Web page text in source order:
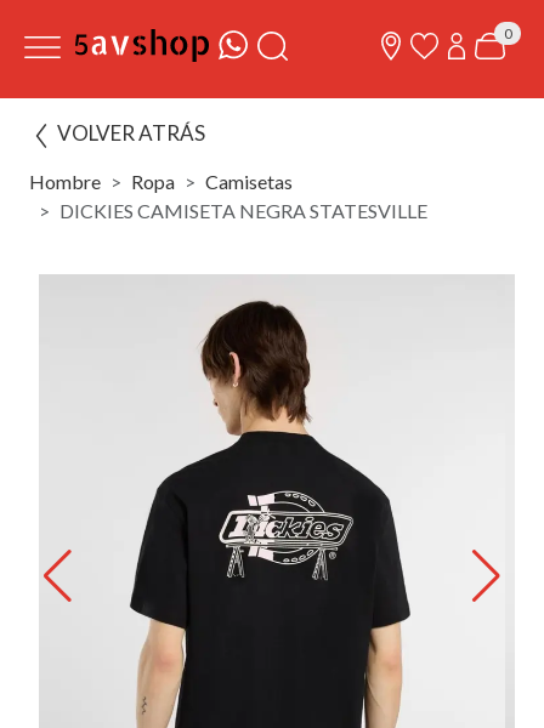
0
VOLVER ATRÁS
Hombre Ropa
Camisetas
DICKIES CAMISETA NEGRA STATESVILLE